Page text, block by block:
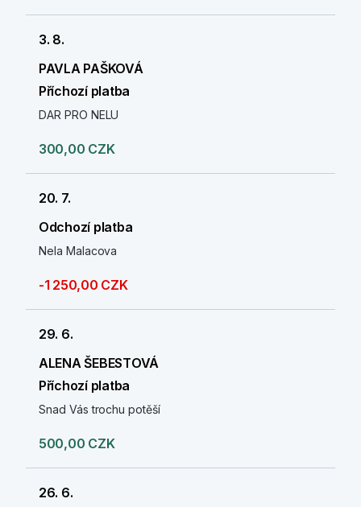
3. 8.
PAVLA PAŠKOVÁ
Příchozí platba
DAR PRO NELU
300,00 CZK
20. 7.
Odchozí platba
Nela Malacova
-1 250,00 CZK
29. 6.
ALENA ŠEBESTOVÁ
Příchozí platba
Snad Vás trochu potěší
500,00 CZK
26. 6.